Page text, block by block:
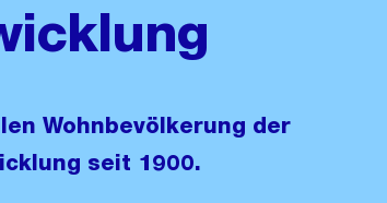
Wohnbevölkerung der
seit 1900.